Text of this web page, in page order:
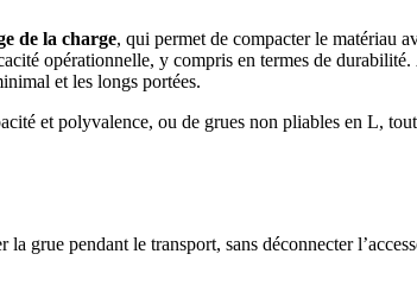
de la charge, qui permet de compacter le matériau
opérationnelle, y compris en termes de durabilité.
et les longs portées.
et polyvalence, ou de grues non pliables en L,
grue pendant le transport, sans déconnecter